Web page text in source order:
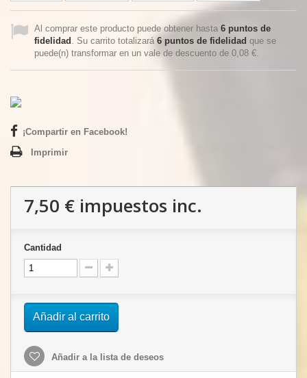
Al comprar este producto puede obtener hasta 6 puntos de
fidelidad . Su carrito totalizará 6 puntos de fidelidad que se
puede(n) transformar en un vale de descuento de 0,08 €.
¡Compartir en Facebook!
Imprimir
7,50 € impuestos inc.
Cantidad
Añadir al carrito
Añadir a la lista de deseos